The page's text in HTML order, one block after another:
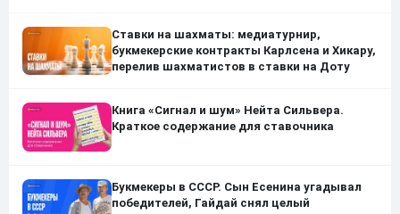
Ставки на шахматы: медиатурнир,
букмекерские контракты Карлсена и Хикару,
перелив шахматистов в ставки на Доту
Книга «Сигнал и шум» Нейта Сильвера.
Краткое содержание для ставочника
Букмекеры в СССР. Сын Есенина угадывал
победителей, Гайдай снял целый